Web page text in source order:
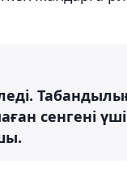
сенгені